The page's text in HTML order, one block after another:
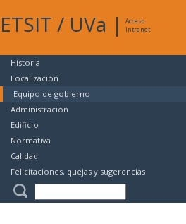
ETSIT / UVa |
Acceso
Intranet
Historia
Localización
Equipo de gobierno
Administración
Edificio
Normativa
Calidad
Felicitaciones, quejas y sugerencias